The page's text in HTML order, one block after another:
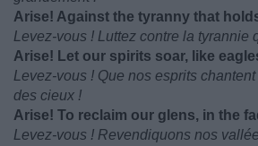
Arise! Against the tyranny that
Levez-vous ! Luttez contre la tyrannie
Arise! Let our spirits soar, like
Levez-vous ! Que nos esprits
des cieux !
Arise! To reclaim our glens, in the
Levez-vous ! Revendiquons nos